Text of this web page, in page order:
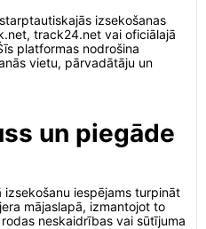
izsekošanas
track24.net vai oficiālajā
platformas nodrošina
vietu, pārvadātāju un
un piegāde
izsekošanu iespējams turpināt
mājaslapā, izmantojot to
neskaidrības vai sūtījuma